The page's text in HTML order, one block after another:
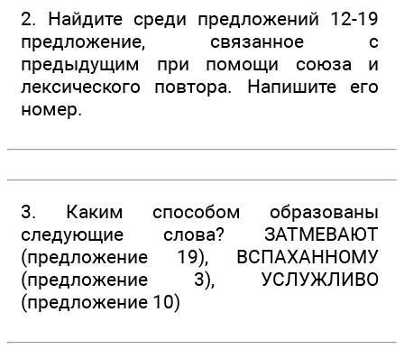
2. Найдите среди предложений 12-19
предложение, связанное с
предыдущим при помощи союза и
лексического повтора. Напишите его
номер.
3. Каким способом образованы
следующие слова? ЗАТМЕВАЮТ
(предложение 19), ВСПАХАННОМУ
(предложение 3), УСЛУЖЛИВО
(предложение 10)